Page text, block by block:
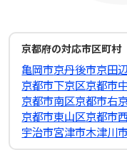
京都府の対応市区町村
亀岡市京丹後市京田
京都市下京区京都市
京都市南区京都市右
京都市東山区京都市
宇治市宮津市木津川